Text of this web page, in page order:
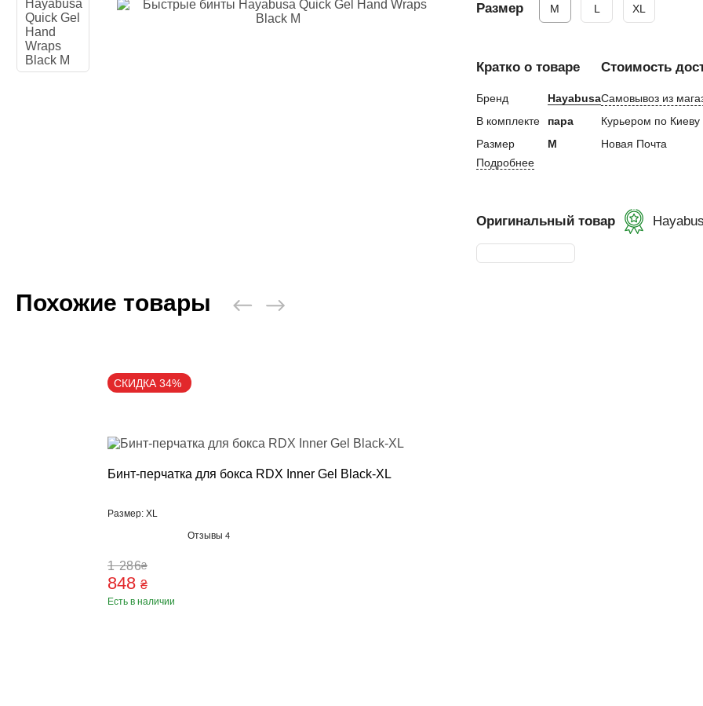
Вольная борьба
Размер M L XL
Кратко о товаре
Бренд
Hayabusa
В комплекте
пара
Размер
M
Подробнее
Стоимость
Самовывоз из
Курьером по Киеву
Новая Почта
Оригинальный товар
Похожие товары
Бинт-перчатка для бокса RDX Inner Gel Black-XL
Размер: XL
Отзывы4
1 286₴
848 ₴
Есть в наличии
СКИДКА 34%